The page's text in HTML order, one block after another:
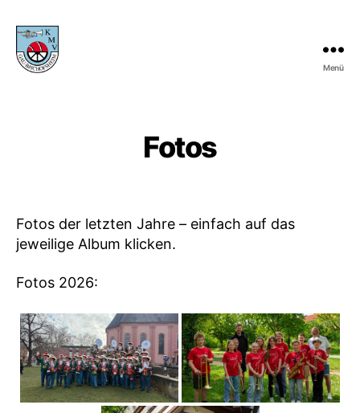
Menü
Fotos
Fotos der letzten Jahre – einfach auf das
jeweilige Album klicken.
Fotos 2026: